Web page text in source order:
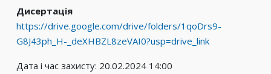
Дисертація
https://drive.google.com/drive/folders/1qoDrs9-
G8J43ph_H-_deXHBZL8zeVAI0?usp=drive_link
Дата і час захисту: 20.02.2024 14:00